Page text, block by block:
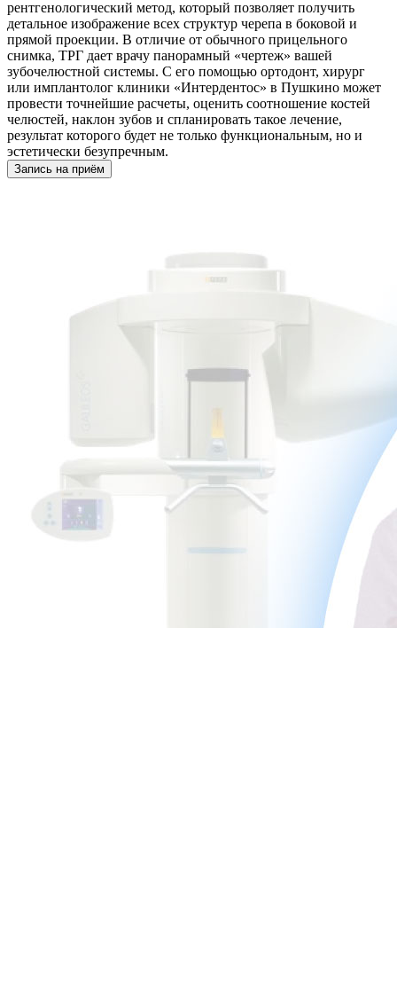
рентгенологический метод, который позволяет получить
детальное изображение всех структур черепа в боковой и
прямой проекции. В отличие от обычного прицельного
снимка, ТРГ дает врачу панорамный «чертеж» вашей
зубочелюстной системы. С его помощью ортодонт, хирург
или имплантолог клиники «Интердентос» в Пушкино может
провести точнейшие расчеты, оценить соотношение костей
челюстей, наклон зубов и спланировать такое лечение,
результат которого будет не только функциональным, но и
эстетически безупречным.
Запись на приём